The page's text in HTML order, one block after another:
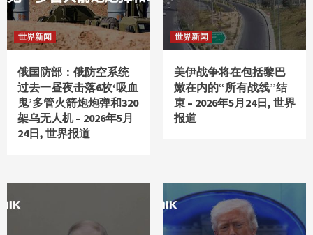
世界新闻
俄国防部：俄防空系统
过去一昼夜击落6枚‘吸血
鬼’多管火箭炮炮弹和320
架乌无人机 – 2026年5月
24日, 世界报道
世界新闻
美伊战争将在包括黎巴
嫩在内的“所有战线”结
束 – 2026年5月24日, 世界
报道